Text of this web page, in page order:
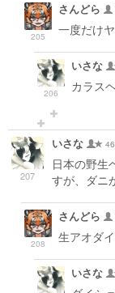
205
さんどら
一度だけ
206
いさな
カラス
207
いさな
日本の野生
すが、ダニ
208
さんどら
生アオダ
いさな